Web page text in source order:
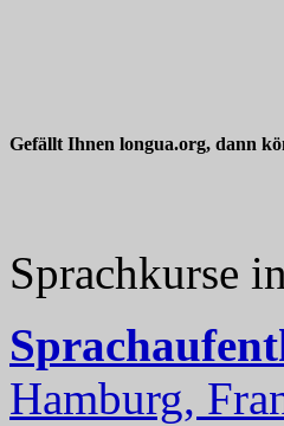
Gefällt Ihnen longua.org, dann
Sprachkurse
Hamburg,